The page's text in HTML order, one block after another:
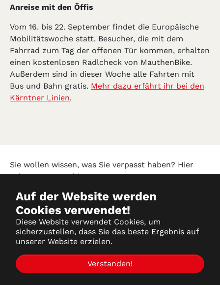
Auf der Website werden
Cookies verwendet!
Diese Website verwendet Cookies, um
sicherzustellen, dass Sie das beste Ergebnis auf
unserer Website erzielen.
Verstanden!
Anreise mit den Öffis
Vom 16. bis 22. September findet die Europäische
Mobilitätswoche statt. Besucher, die mit dem
Fahrrad zum Tag der offenen Tür kommen, erhalten
einen kostenlosen Radlcheck von MauthenBike.
Außerdem sind in dieser Woche alle Fahrten mit
Bus und Bahn gratis. Mehr dazu erfährt ihr bei den
Kärntner Linien.
Sie wollen wissen, was Sie verpasst haben? Hier
geht es zumArchiv!
Datenschutz
Impressum
Partner-Login